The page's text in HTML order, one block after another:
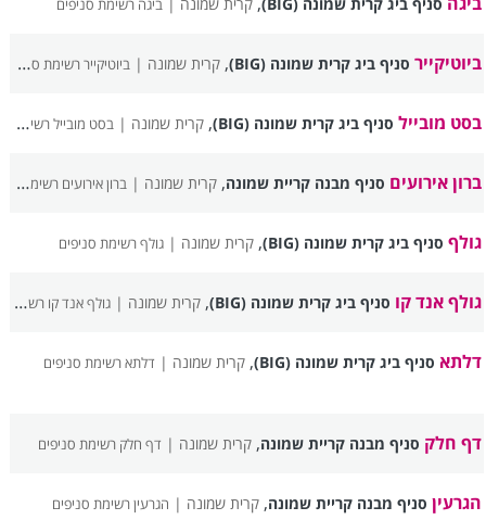
סניף ביג קרית שמונה (BIG) קרית שמונה |ביגה רשימת סניפים
ביוטיקייר סניף ביג קרית שמונה (BIG) ,קרית שמונה |ביוטיקייר רשימת סניפים
בסט מובייל סניף ביג קרית שמונה (BIG) ,קרית שמונה |בסט מובייל רשימת סניפים
ברון אירועים סניף מבנה קריית שמונה,קרית שמונה |ברון אירועים רשימת סניפים
גולף סניף ביג קרית שמונה (BIG) ,קרית שמונה |גולף רשימת סניפים
גולף אנד קו סניף ביג קרית שמונה (BIG) ,קרית שמונה |גולף אנד קו רשימת סניפים
דלתא סניף ביג קרית שמונה (BIG) ,קרית שמונה | דלתא רשימת סניפים
דף חלק סניף מבנה קריית שמונה,קרית שמונה | דף חלק רשימת סניפים
הגרעין סניף מבנה קריית שמונה,קרית שמונה | הגרעין רשימת סניפים